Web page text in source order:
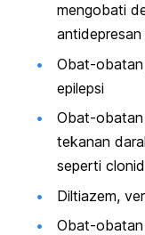
mengobati
Obat-obatan
epilepsi
Obat-obatan
tekanan
seperti
Diltiazem,
Obat-